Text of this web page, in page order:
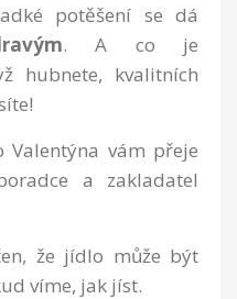
potěšení se dá
. A co je
hubnete, kvalitních
Valentýna vám přeje
a zakladatel
že jídlo může být
víme, jak jíst.